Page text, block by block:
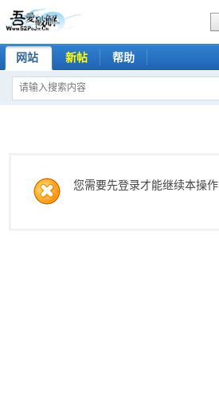
网站 新帖 帮助
您需要先登录才能继续本操作